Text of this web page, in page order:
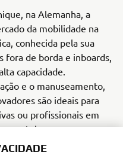
na Alemanha, a
da mobilidade na
conhecida pela sua
fora de borda e inboards,
capacidade.
e o manuseamento,
são ideais para
ou profissionais em
costeiras.